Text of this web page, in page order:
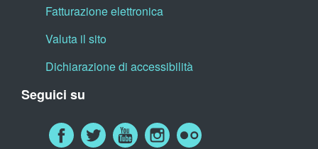
Fatturazione elettronica
Valuta il sito
Dichiarazione di accessibilità
Seguici su